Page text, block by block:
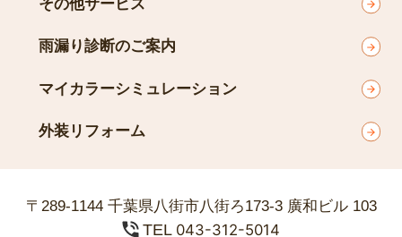
その他サービス
雨漏り診断のご案内
マイカラーシミュレーション
外装リフォーム
〒289-1144 千葉県八街市八街ろ173-3 廣和ビル 103
TEL 043-312-5014